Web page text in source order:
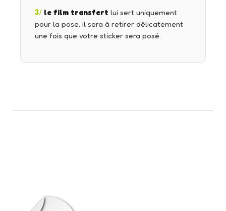
3/ le film transfert lui sert uniquement
pour la pose, il sera à retirer délicatement
une fois que votre sticker sera posé.